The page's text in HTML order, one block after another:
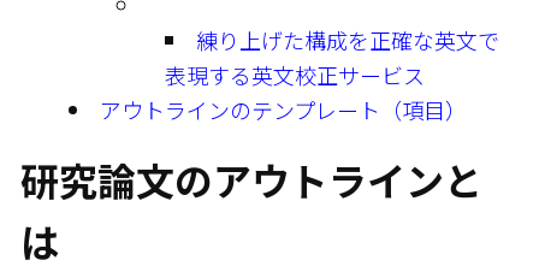
練り上げた構成を正確な英文で
表現する英文校正サービス
アウトラインのテンプレート（項目）
研究論文のアウトラインと
は